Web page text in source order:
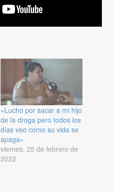
«Lucho por sacar a mi hijo
de la droga pero todos los
días veo como su vida se
apaga»
viernes, 25 de febrero de
2022